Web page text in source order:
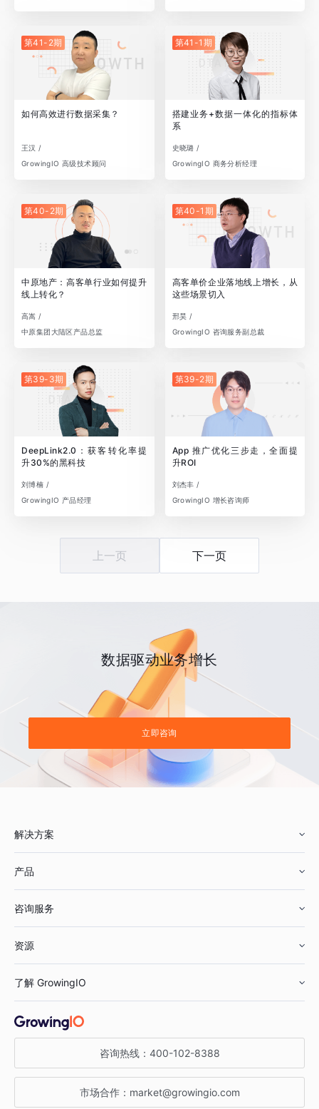
第41-2期
如何高效进行数据采集？
王汉 /
GrowingIO 高级技术顾问
第41-1期
搭建业务+数据一体化的指标体
系
史晓璐 /
GrowingIO 商务分析经理
第40-2期
中原地产：高客单行业如何提升
线上转化？
高嵩 /
中原集团大陆区产品总监
第40-1期
高客单价企业落地线上增长，从
这些场景切入
邢昊 /
GrowingIO 咨询服务副总裁
第39-3期
DeepLink2.0：获客转化率提
升30%的黑科技
刘博楠 /
GrowingIO 产品经理
第39-2期
App 推广优化三步走，全面提
升ROI
刘杰丰 /
GrowingIO 增长咨询师
上一页 下一页
数据驱动业务增长
立即咨询
解决方案
鞋服行业
汽车行业
金融行业
产品
智能运营
获客分析
咨询服务
资源
增长公开课
增长博客
了解 GrowingIO
关于 GrowingIO
增长大会
咨询热线： 400-102-8388
市场合作： market@growingio.com